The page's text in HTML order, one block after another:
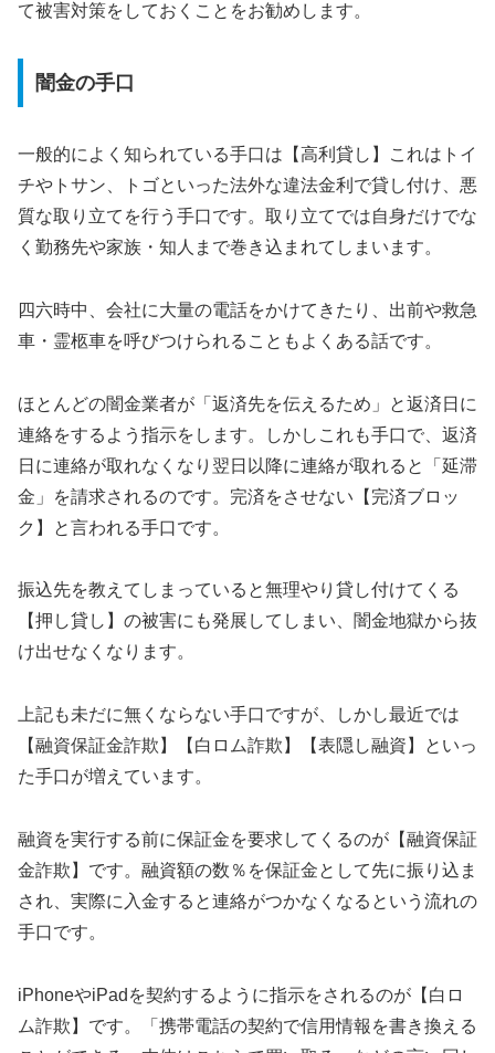
て被害対策をしておくことをお勧めします。
闇金の手口
一般的によく知られている手口は【高利貸し】これはトイ
チやトサン、トゴといった法外な違法金利で貸し付け、悪
質な取り立てを行う手口です。取り立てでは自身だけでな
く勤務先や家族・知人まで巻き込まれてしまいます。
四六時中、会社に大量の電話をかけてきたり、出前や救急
車・霊柩車を呼びつけられることもよくある話です。
ほとんどの闇金業者が「返済先を伝えるため」と返済日に
連絡をするよう指示をします。しかしこれも手口で、返済
日に連絡が取れなくなり翌日以降に連絡が取れると「延滞
金」を請求されるのです。完済をさせない【完済ブロッ
ク】と言われる手口です。
振込先を教えてしまっていると無理やり貸し付けてくる
【押し貸し】の被害にも発展してしまい、闇金地獄から抜
け出せなくなります。
上記も未だに無くならない手口ですが、しかし最近では
【融資保証金詐欺】【白ロム詐欺】【表隠し融資】といっ
た手口が増えています。
融資を実行する前に保証金を要求してくるのが【融資保証
金詐欺】です。融資額の数％を保証金として先に振り込ま
され、実際に入金すると連絡がつかなくなるという流れの
手口です。
iPhoneやiPadを契約するように指示をされるのが【白ロ
ム詐欺】です。「携帯電話の契約で信用情報を書き換える